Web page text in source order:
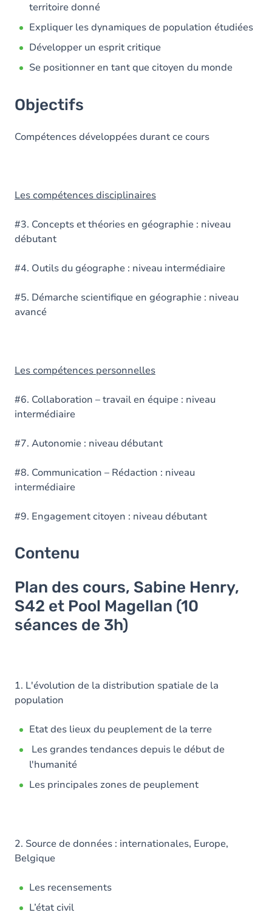
territoire donné
Expliquer les dynamiques de population étudiées
Développer un esprit critique
Se positionner en tant que citoyen du monde
Objectifs
Compétences développées durant ce cours
Les compétences disciplinaires
#3. Concepts et théories en géographie : niveau
débutant
#4. Outils du géographe : niveau intermédiaire
#5. Démarche scientifique en géographie : niveau
avancé
Les compétences personnelles
#6. Collaboration – travail en équipe : niveau
intermédiaire
#7. Autonomie : niveau débutant
#8. Communication – Rédaction : niveau
intermédiaire
#9. Engagement citoyen : niveau débutant
Contenu
Plan des cours, Sabine Henry,
S42 et Pool Magellan (10
séances de 3h)
1. L'évolution de la distribution spatiale de la
population
Etat des lieux du peuplement de la terre
Les grandes tendances depuis le début de
l'humanité
Les principales zones de peuplement
2. Source de données : internationales, Europe,
Belgique
Les recensements
L’état civil